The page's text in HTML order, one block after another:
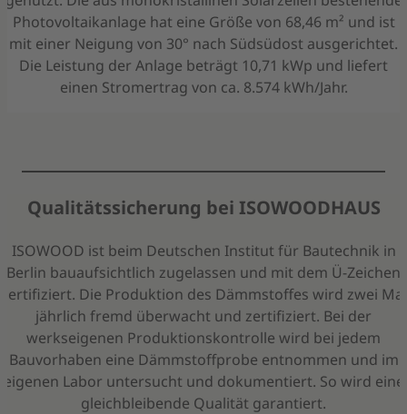
Photovoltaikanlage hat eine Größe von 68,46 m² und ist
mit einer Neigung von 30° nach Südsüdost ausgerichtet.
Die Leistung der Anlage beträgt 10,71 kWp und liefert
einen Stromertrag von ca. 8.574 kWh/Jahr.
Qualitätssicherung bei ISOWOODHAUS
ISOWOOD ist beim Deutschen Institut für Bautechnik in
Berlin bauaufsichtlich zugelassen und mit dem Ü-Zeichen
zertifiziert. Die Produktion des Dämmstoffes wird zwei Mal
jährlich fremd überwacht und zertifiziert. Bei der
werkseigenen Produktionskontrolle wird bei jedem
Bauvorhaben eine Dämmstoffprobe entnommen und im
eigenen Labor untersucht und dokumentiert. So wird eine
gleichbleibende Qualität garantiert.